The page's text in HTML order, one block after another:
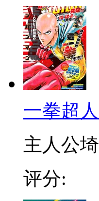
一拳超人
主人公
评分: